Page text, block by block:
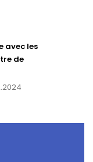
avec les
de